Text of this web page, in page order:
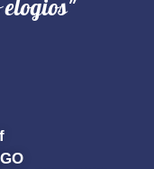
elogios"